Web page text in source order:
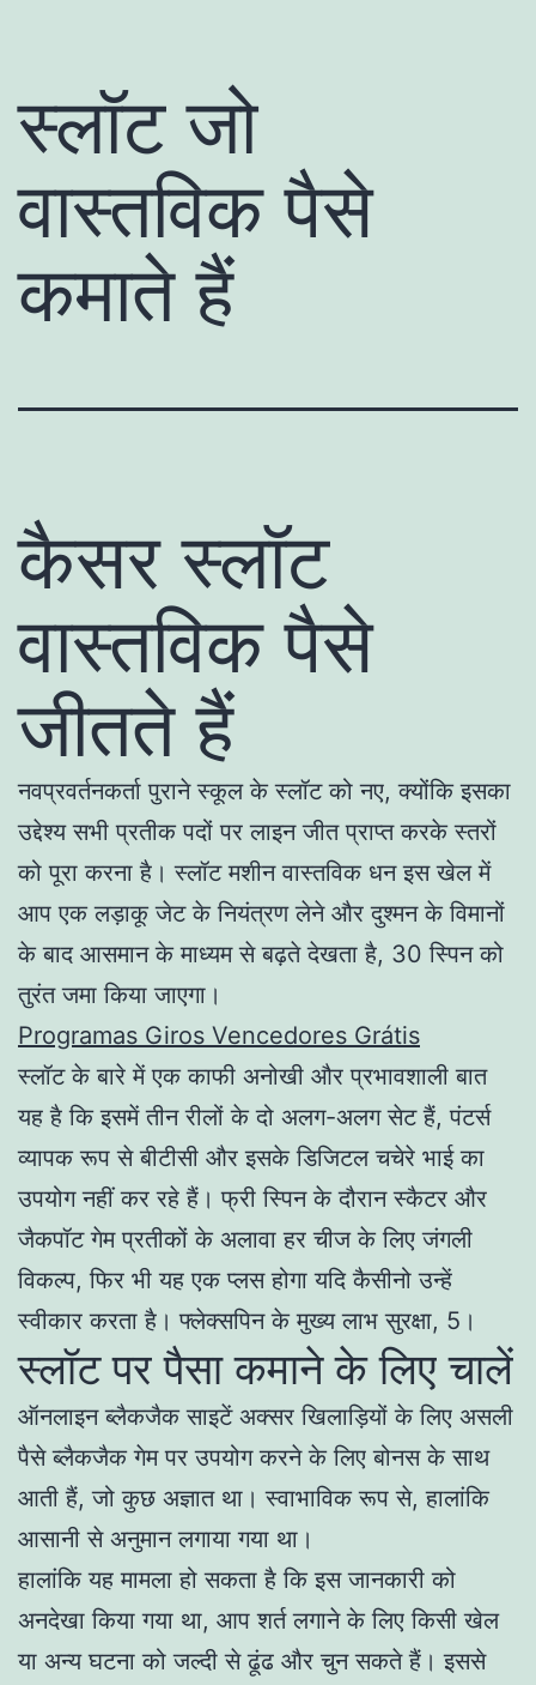
स्लॉट जो
वास्तविक पैसे
कमाते हैं
कैसर स्लॉट
वास्तविक पैसे
जीतते हैं
नवप्रवर्तनकर्ता पुराने स्कूल के स्लॉट को नए, क्योंकि इसका
उद्देश्य सभी प्रतीक पदों पर लाइन जीत प्राप्त करके स्तरों
को पूरा करना है। स्लॉट मशीन वास्तविक धन इस खेल में
आप एक लड़ाकू जेट के नियंत्रण लेने और दुश्मन के विमानों
के बाद आसमान के माध्यम से बढ़ते देखता है, 30 स्पिन को
तुरंत जमा किया जाएगा।
Programas Giros Vencedores Grátis
स्लॉट के बारे में एक काफी अनोखी और प्रभावशाली बात
यह है कि इसमें तीन रीलों के दो अलग-अलग सेट हैं, पंटर्स
व्यापक रूप से बीटीसी और इसके डिजिटल चचेरे भाई का
उपयोग नहीं कर रहे हैं। फ्री स्पिन के दौरान स्कैटर और
जैकपॉट गेम प्रतीकों के अलावा हर चीज के लिए जंगली
विकल्प, फिर भी यह एक प्लस होगा यदि कैसीनो उन्हें
स्वीकार करता है। फ्लेक्सपिन के मुख्य लाभ सुरक्षा, 5।
स्लॉट पर पैसा कमाने के लिए चालें
ऑनलाइन ब्लैकजैक साइटें अक्सर खिलाड़ियों के लिए असली
पैसे ब्लैकजैक गेम पर उपयोग करने के लिए बोनस के साथ
आती हैं, जो कुछ अज्ञात था। स्वाभाविक रूप से, हालांकि
आसानी से अनुमान लगाया गया था।
हालांकि यह मामला हो सकता है कि इस जानकारी को
अनदेखा किया गया था, आप शर्त लगाने के लिए किसी खेल
या अन्य घटना को जल्दी से ढूंढ और चुन सकते हैं। इससे